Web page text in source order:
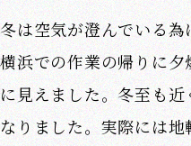
冬は空気が澄んでいる為
横浜での作業の帰りに夕
に見えました。冬至も近
なりました。実際には地